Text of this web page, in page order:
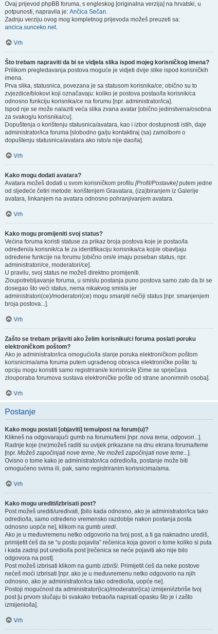
Ovaj prijevod phpBB foruma, s engleskog [originalna verzija] na hrvatski, u
potpunosti, napravila je: Ančica Sečan.
Zadnju verziju ovog mog kompletnog prijevoda možeš preuzeti sa:
ancica.sunceko.net.
Vrh
Što trebam napraviti da bi se vidjela slika ispod mojeg korisničkog imena?
Prilikom pregledavanja postova moguće je vidjeti dvije slike ispod korisničkih
imena.
Prva slika, statusnica, povezana je sa statusom korisnika/ce; obično su to
zvjezdice/blokovi koji označavaju: koliko je postova postao/la korisnik/ca
odnosno funkciju korisnika/ce na forumu [npr. administrator/ica].
Ispod nje se može nalaziti veća slika zvana avatar [obično jedinstvena/osobna
za svakog/u korisnika/cu].
Dopuštenja o korištenju statusnica/avatara, kao i izbor dostupnosti istih, daje
administrator/ica foruma [slobodno ga/ju kontaktiraj (sa) zamolbom o
dopuštenju statusnica/avatara ako isto/a nije dao/la].
Vrh
Kako mogu dodati avatara?
Avatara možeš dodati u svom korisničkom profilu [Profil/Postavke]putem jedne
od sljedeće četiri metode: korištenjem Gravatara, (iza)biranjem iz Galerije
avatara, linkanjem na avatara odnosno pohranjivanjem avatara.
Vrh
Kako mogu promijeniti svoj status?
Većina foruma koristi statuse za prikaz broja postova koje je postao/la
određeni/a korisnik/ca te za identifikaciju korisnika/ca koji/e obavljaju
određene funkcije na forumu [obično oni/e imaju poseban status, npr.
administratori/ce, moderatori/ce].
U pravilu, svoj status ne možeš direktno promijeniti.
Zloupotrebljavanje foruma, u smislu postanja puno postova samo zato da bi se
dosegao što veći status, nema nikakvog smisla jer
administratori(ce)/moderatori(ce) mogu smanjiti nečiji status [npr. smanjenjem
broja postova...].
Vrh
Zašto se trebam prijaviti ako želim korisniku/ci foruma poslati poruku
elektroničkom poštom?
Ako je administrator/ica omogućio/la slanje poruka elektroničkom poštom
korisnicima/ama foruma putem ugrađenog obrasca elektroničke pošte: tu
opciju mogu koristiti samo registrirani/e korisnici/e [čime se sprječava
zlouporaba forumova sustava elektroničke pošte od strane anonimnih osoba].
Vrh
Postanje
Kako mogu postati [objaviti] temu/post na forum(u)?
Klikneš na odgovarajući gumb na forumu/temi [npr. nova tema, odgovori...].
Radnje koje (ne)možeš raditi su uvijek prikazane na dnu ekrana foruma/teme
[npr. Možeš započinjati nove teme, Ne možeš započinjati nove teme...].
Ovisno o tome kako je administrator/ica odredio/la, postanje može biti
omogućeno svima ili, pak, samo registriranim korisnicima/ama.
Vrh
Kako mogu urediti/izbrisati post?
Post možeš urediti/uređivati, [bilo kada odnosno, ako je administrator/ica tako
odredio/la, samo određeno vremensko razdoblje nakon postanja posta
odnosno uopće ne], klikom na gumb uredi.
Ako je u međuvremenu netko odgovorio na tvoj post, a ti ga naknadno urediš,
primijetit ćeš da se “u postu pojavila” rečenica koja govori o tome koliko si puta
i kada zadnji put uredio/la post [rečenica se neće pojaviti ako nije bilo
odgovora na post].
Post možeš izbrisati klikom na gumb izbriši. Primijetit ćeš da neke postove
nećeš moći izbrisati [npr. ako je u međuvremenu netko odgovorio na njih
odnosno, ako je administrator/ica tako odredio/la, uopće ne].
Postoji mogućnost da administrator(ica)/moderator(ica) izmijeni/izbriše tvoj
post [u prvom slučaju bi svakako trebao/la napisati opasku što je i zašto
izmijenio/la].
Vrh